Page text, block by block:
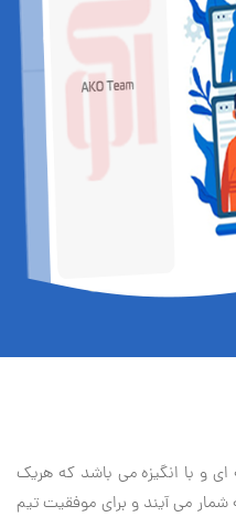
و با انگیزه می باشد که هریک
می آیند و برای موفقیت تيم